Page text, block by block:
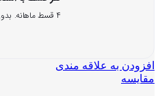
۴ قسط ماهانه. بدون سود، چک و ضامن.
افزودن به علاقه مندی
مقایسه